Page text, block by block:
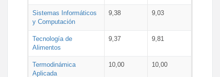
Sistemas Informáticos
y Computación
9,38 9,03
Tecnología de
Alimentos
9,37 9,81
Termodinámica
Aplicada
10,00 10,00